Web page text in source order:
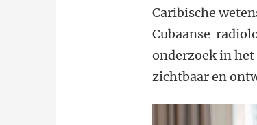
Caribische
Cubaanse
onderzoek in
zichtbaar en